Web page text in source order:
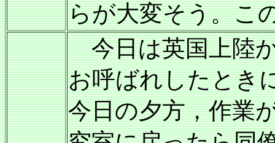
らが大変そう。こ
今日は英国上陸か
お呼ばれしたとき
今日の夕方，作業